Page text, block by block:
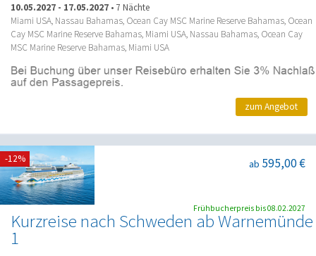
10.05.2027 - 17.05.2027 • 7 Nächte
Miami USA, Nassau Bahamas, Ocean Cay MSC Marine Reserve Bahamas, Ocean
Cay MSC Marine Reserve Bahamas, Miami USA, Nassau Bahamas, Ocean Cay
MSC Marine Reserve Bahamas, Miami USA
zum Angebot
Kurzreise nach Schweden ab Warnemünde
1
ab 595,00 €
-12%
Frühbucherpreis bis 08.02.2027